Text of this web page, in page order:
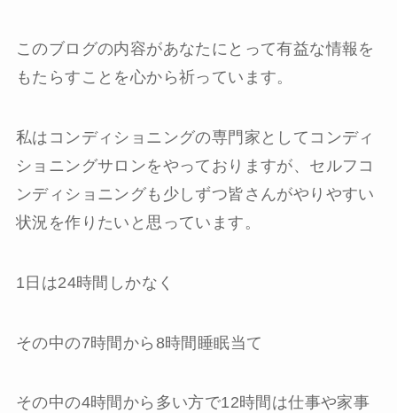
このブログの内容があなたにとって有益な情報を
もたらすことを心から祈っています。
私はコンディショニングの専門家としてコンディ
ショニングサロンをやっておりますが、セルフコ
ンディショニングも少しずつ皆さんがやりやすい
状況を作りたいと思っています。
1日は24時間しかなく
その中の7時間から8時間睡眠当て
その中の4時間から多い方で12時間は仕事や家事